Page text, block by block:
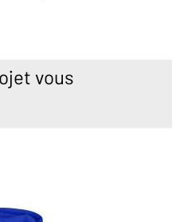
vous